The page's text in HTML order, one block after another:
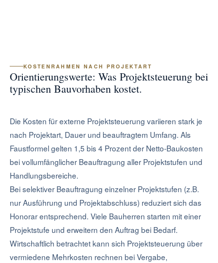
KOSTENRAHMEN NACH PROJEKTART
Orientierungswerte: Was Projektsteuerung bei
typischen Bauvorhaben kostet.
Die Kosten für externe Projektsteuerung variieren stark je
nach Projektart, Dauer und beauftragtem Umfang. Als
Faustformel gelten 1,5 bis 4 Prozent der Netto-Baukosten
bei vollumfänglicher Beauftragung aller Projektstufen und
Handlungsbereiche.
Bei selektiver Beauftragung einzelner Projektstufen (z.B.
nur Ausführung und Projektabschluss) reduziert sich das
Honorar entsprechend. Viele Bauherren starten mit einer
Projektstufe und erweitern den Auftrag bei Bedarf.
Wirtschaftlich betrachtet kann sich Projektsteuerung über
vermiedene Mehrkosten rechnen bei Vergabe,